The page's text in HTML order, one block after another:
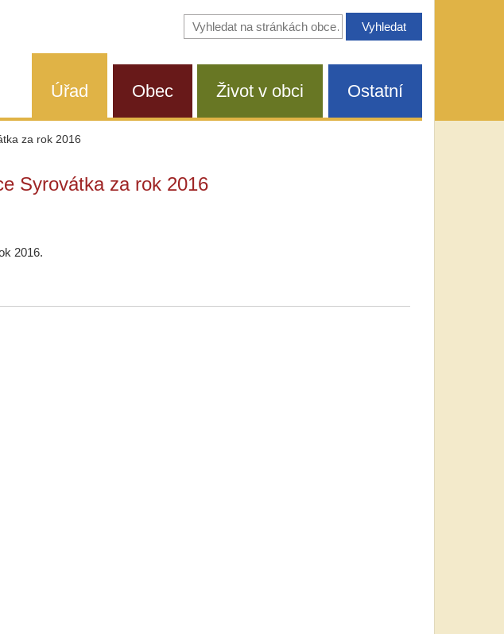
Vyhledávání
na
Úřad Obec Život v obci Ostatní
za rok 2016
Syrovátka za rok 2016
2016.